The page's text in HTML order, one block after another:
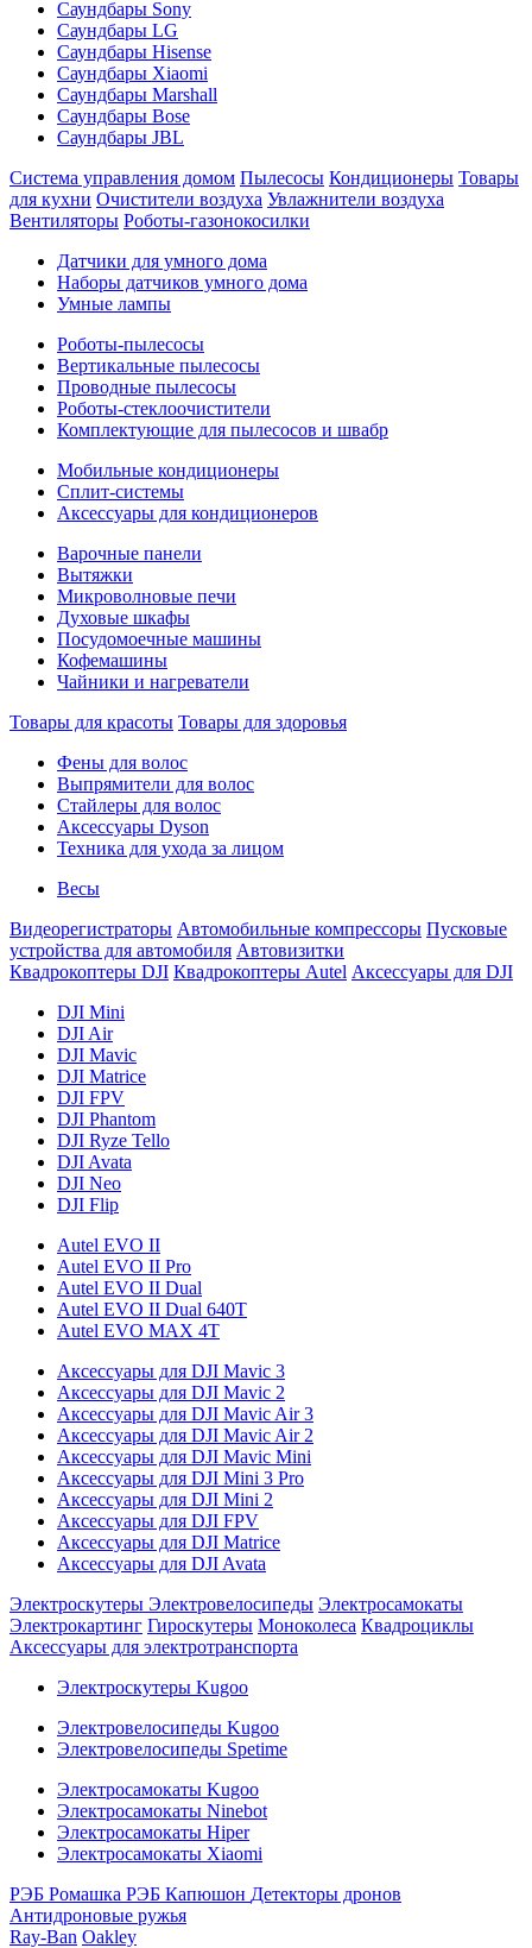
Саундбары Sony
Саундбары LG
Саундбары Hisense
Саундбары Xiaomi
Саундбары Marshall
Саундбары Bose
Саундбары JBL
Система управления домом Пылесосы Кондиционеры Товары
для кухни Очистители воздуха Увлажнители воздуха
Вентиляторы Роботы-газонокосилки
Датчики для умного дома
Наборы датчиков умного дома
Умные лампы
Роботы-пылесосы
Вертикальные пылесосы
Проводные пылесосы
Роботы-стеклоочистители
Комплектующие для пылесосов и швабр
Мобильные кондиционеры
Сплит-системы
Аксессуары для кондиционеров
Варочные панели
Вытяжки
Микроволновые печи
Духовые шкафы
Посудомоечные машины
Кофемашины
Чайники и нагреватели
Товары для красоты Товары для здоровья
Фены для волос
Выпрямители для волос
Стайлеры для волос
Аксессуары Dyson
Техника для ухода за лицом
Весы
Видеорегистраторы Автомобильные компрессоры Пусковые
устройства для автомобиля Автовизитки
Квадрокоптеры DJI Квадрокоптеры Autel Аксессуары для DJI
DJI Mini
DJI Air
DJI Mavic
DJI Matrice
DJI FPV
DJI Phantom
DJI Ryze Tello
DJI Avata
DJI Neo
DJI Flip
Autel EVO II
Autel EVO II Pro
Autel EVO II Dual
Autel EVO II Dual 640T
Autel EVO MAX 4T
Аксессуары для DJI Mavic 3
Аксессуары для DJI Mavic 2
Аксессуары для DJI Mavic Air 3
Аксессуары для DJI Mavic Air 2
Аксессуары для DJI Mavic Mini
Аксессуары для DJI Mini 3 Pro
Аксессуары для DJI Mini 2
Аксессуары для DJI FPV
Аксессуары для DJI Matrice
Аксессуары для DJI Avata
Электроскутеры Электровелосипеды Электросамокаты
Электрокартинг Гироскутеры Моноколеса Квадроциклы
Аксессуары для электротранспорта
Электроскутеры Kugoo
Электровелосипеды Kugoo
Электровелосипеды Spetime
Электросамокаты Kugoo
Электросамокаты Ninebot
Электросамокаты Hiper
Электросамокаты Xiaomi
РЭБ Ромашка РЭБ Капюшон Детекторы дронов
Антидроновые ружья
Ray-Ban Oakley